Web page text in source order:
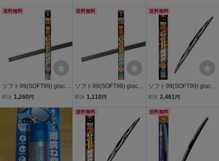
ァイト超視界ブレード GB
ァイト超視界 Gー138 自
送料無料
ソフト99(SOFT99) glaco
(ガラコ) ワイパー替えゴ
ァイト超視界 Gー132 自
即決 1,260 円
送料無料
ソフト99(SOFT99) glaco
(ガラコ) ワイパー替えゴ
ァイト超視界 Gー109 自
即決 1,110 円
送料無料
ソフト99(SOFT99) glaco
(ガラコ) ワイパーブレー
ァイト超視界ブレード GB
即決 2,461 円
送料無料 送料無料